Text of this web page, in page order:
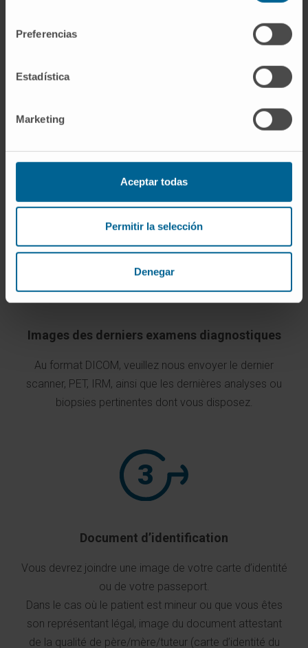
Preferencias
Estadística
Marketing
Aceptar todas
Permitir la selección
Denegar
Dernier rapport médical établi par votre
Dans lequel sont détaillés vos antécédents personnels
habitudes toxiques, le traitement en cours et où sont
résumés le diagnostic/jugement clinique, l’évolution de
votre maladie et les traitements proposés et/ou reçus.
Images des derniers examens diagnostiques
Au format DICOM, veuillez nous envoyer le dernier
scanner, PET, IRM, ainsi que les dernières analyses ou
biopsies pertinentes dont vous disposez.
Document d’identification
Vous devrez joindre une image de votre carte d’identité
ou de votre passeport.
Dans le cas où le patient est mineur ou que vous êtes
son représentant légal, image du document attestant
de la qualité de père/mère/tuteur (carte d’identité du